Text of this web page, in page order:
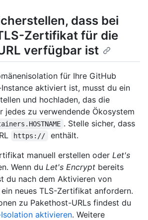
dass bei
Zertifikat für die
verfügbar ist
für Ihre GitHub
aktiviert ist, musst du ein
und hochladen, das die
jedes zu verwendende Ökosystem
. Stelle sicher, dass
https://
enthält.
manuell erstellen oder Let's
Wenn du Let's Encrypt bereits
du nach dem Aktivieren von
neues TLS-Zertifikat anfordern.
zu Pakethost-URLs findest du
aktivieren. Weitere